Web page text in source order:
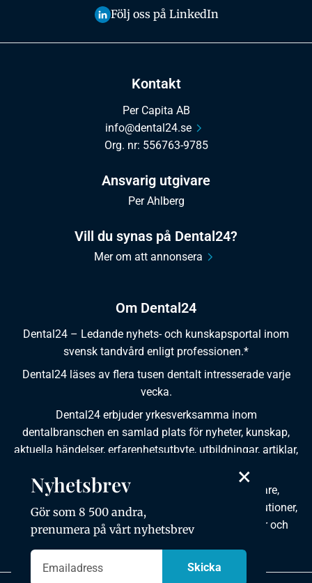
Om Dental24
Dental24 – Ledande nyhets- och kunskapsportal inom
svensk tandvård enligt professionen.*
Dental24 läses av flera tusen dentalt intresserade varje
vecka.
Dental24 erbjuder yrkesverksamma inom
dentalbranschen en samlad plats för nyheter, kunskap,
aktuella händelser, erfarenhetsutbyte, utbildningar, artiklar,
Dental24 produceras i samverkan med tandläkare,
tandhygienister, tandsköterskor, tandtekniker, institutioner,
kursgivare, föreningar, organisationer, leverantörer och
Kontakt
Per Capita AB
info@dental24.se
Org. nr: 556763-9785
Ansvarig utgivare
Per Ahlberg
Vill du synas på Dental24?
Mer om att annonsera
Följ oss på LinkedIn
×
Nyhetsbrev
Gör som 8 500 andra,
prenumera på vårt nyhetsbrev